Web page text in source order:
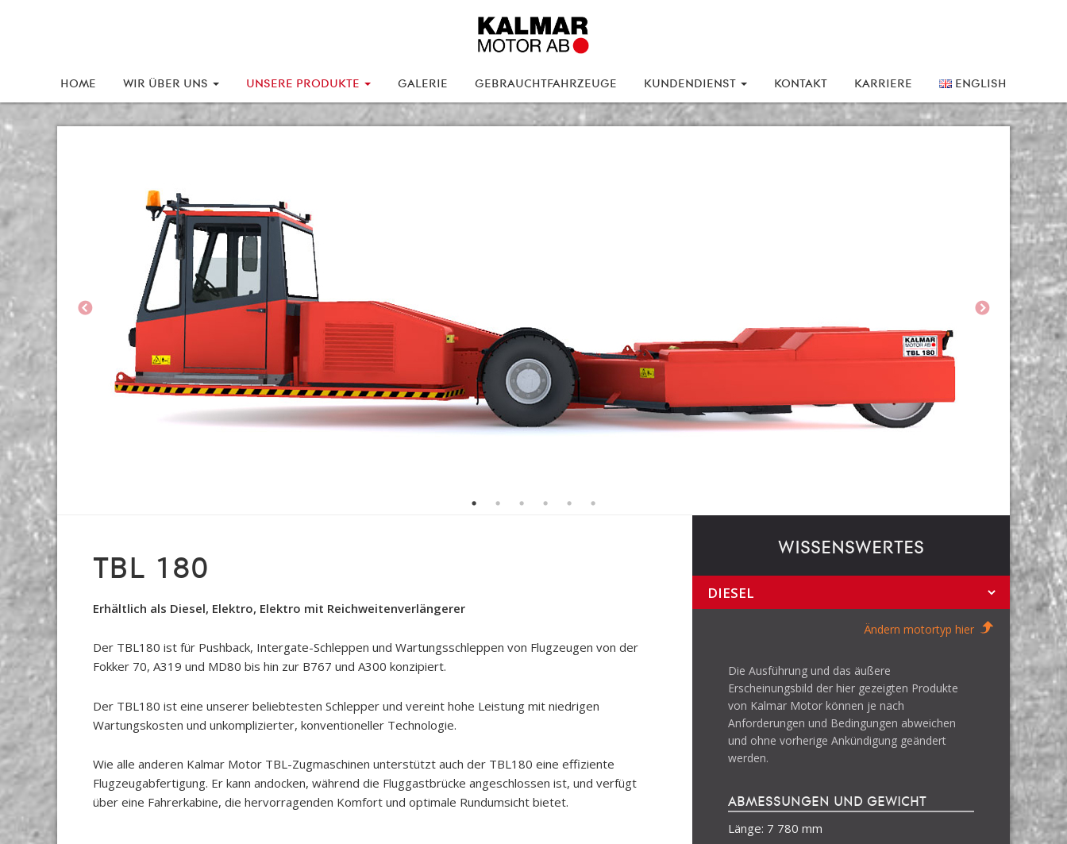
HOME WIR ÜBER UNS UNSERE PRODUKTE GALERIE GEBRAUCHTFAHRZEUGE KUNDENDIENST KONTAKT KARRIERE ENGLISH
TBL 180
Erhältlich als Diesel, Elektro, Elektro mit Reichweitenverlängerer
Der TBL180 ist für Pushback, Intergate-Schleppen und Wartungsschleppen von Flugzeugen von der
Fokker 70, A319 und MD80 bis hin zur B767 und A300 konzipiert.
Der TBL180 ist eine unserer beliebtesten Schlepper und vereint hohe Leistung mit niedrigen
Wartungskosten und unkomplizierter, konventioneller Technologie.
Wie alle anderen Kalmar Motor TBL-Zugmaschinen unterstützt auch der TBL180 eine effiziente
Flugzeugabfertigung. Er kann andocken, während die Fluggastbrücke angeschlossen ist, und verfügt
über eine Fahrerkabine, die hervorragenden Komfort und optimale Rundumsicht bietet.
WISSENSWERTES
Ändern motortyp hier
Die Ausführung und das äußere
Erscheinungsbild der hier gezeigten Produkte
von Kalmar Motor können je nach
Anforderungen und Bedingungen abweichen
und ohne vorherige Ankündigung geändert
werden.
ABMESSUNGEN UND GEWICHT
Länge: 7 780 mm